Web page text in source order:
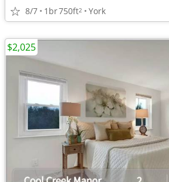
8/7 1br750ft2 York
$2,025